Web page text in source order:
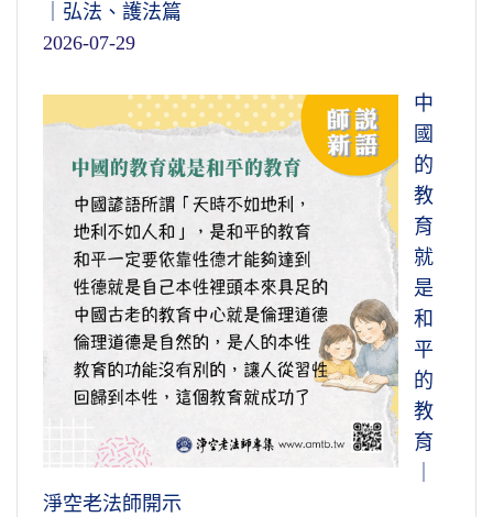
｜弘法、護法篇
2026-07-29
中
國
的
教
育
就
是
和
平
的
教
育
淨空老法師開示